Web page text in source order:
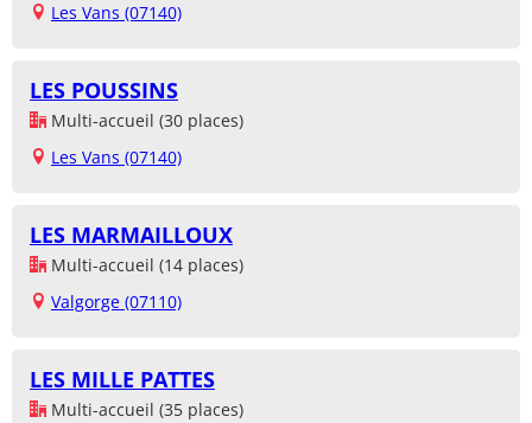
Les Vans (07140)
LES POUSSINS
Multi-accueil (30 places)
Les Vans (07140)
LES MARMAILLOUX
Multi-accueil (14 places)
Valgorge (07110)
LES MILLE PATTES
Multi-accueil (35 places)